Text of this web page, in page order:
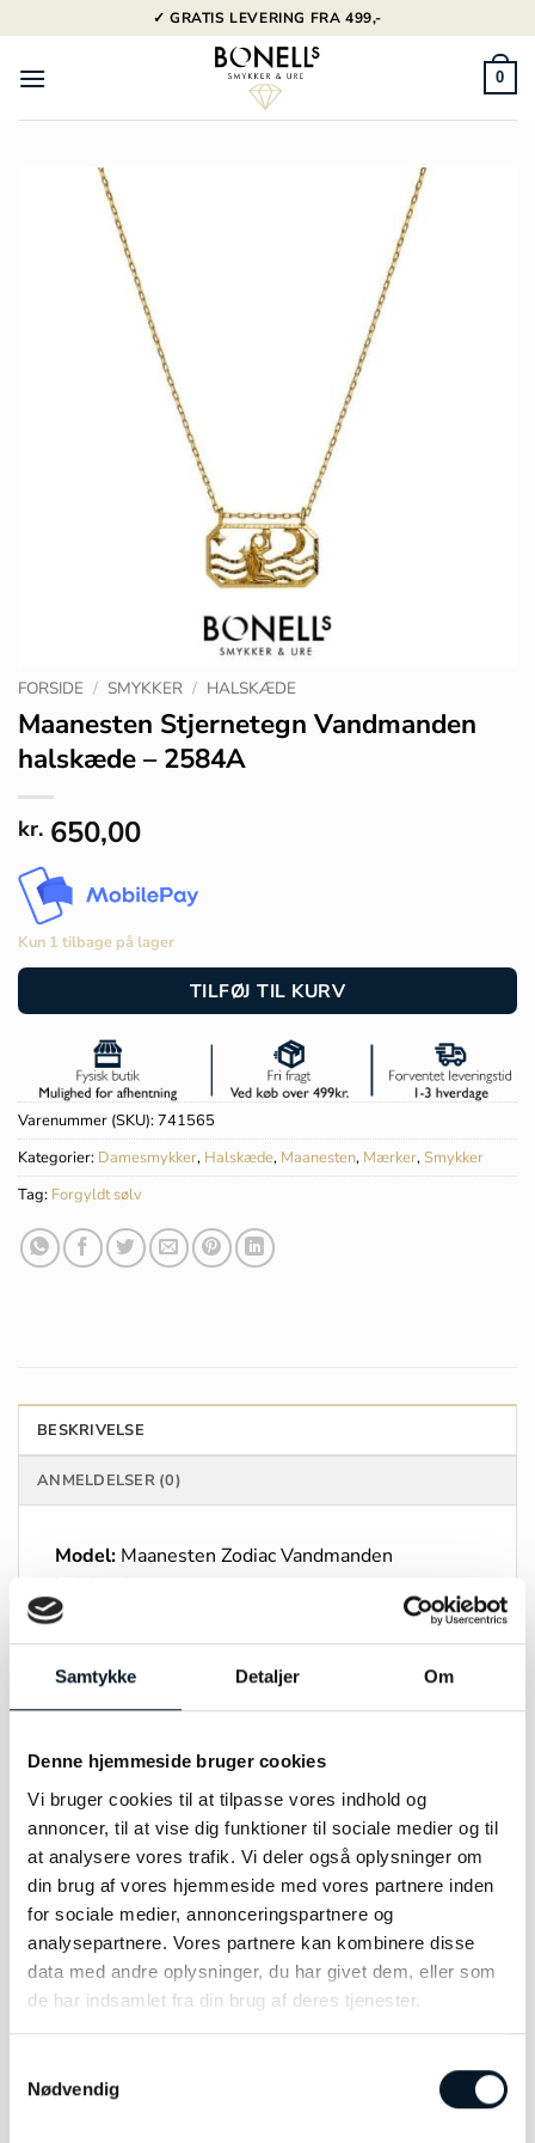
Samtykke Detaljer Om
Denne hjemmeside bruger cookies
Vi bruger cookies til at tilpasse vores indhold og
annoncer, til at vise dig funktioner til sociale medier og til
at analysere vores trafik. Vi deler også oplysninger om
din brug af vores hjemmeside med vores partnere inden
for sociale medier, annonceringspartnere og
analysepartnere. Vores partnere kan kombinere disse
data med andre oplysninger, du har givet dem, eller som
de har indsamlet fra din brug af deres tjenester.
Nødvendig
til
indhold
✓ GRATIS LEVERING FRA 499,-
0
FORSIDE / SMYKKER / HALSKÆDE
Maanesten Stjernetegn Vandmanden
halskæde – 2584A
kr. 650,00
Kun 1 tilbage på lager
TILFØJ TIL KURV
Varenummer (SKU):741565
Kategorier: Damesmykker, Halskæde, Maanesten, Mærker, Smykker
Tag: Forgyldt sølv
BESKRIVELSE
ANMELDELSER (0)
Model: Maanesten Zodiac Vandmanden
Materiale:Forgyldt sølv
Modelnummer:
RELATEREDE VARER
-16%